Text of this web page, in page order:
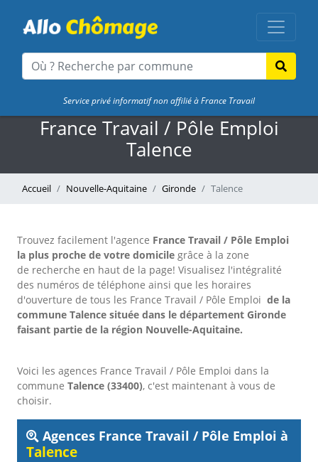
Service privé informatif non affilié à France Travail
France Travail / Pôle Emploi
Talence
Accueil Nouvelle-Aquitaine Gironde Talence
Trouvez facilement l'agence France Travail / Pôle Emploi
la plus proche de votre domicile grâce à la zone
de recherche en haut de la page! Visualisez l'intégralité
des numéros de téléphone ainsi que les horaires
d'ouverture de tous les France Travail / Pôle Emploi de la
commune Talence située dans le département Gironde
faisant partie de la région Nouvelle-Aquitaine.
Voici les agences France Travail / Pôle Emploi dans la
commune Talence (33400), c'est maintenant à vous de
choisir.
Agences France Travail / Pôle Emploi à
Talence